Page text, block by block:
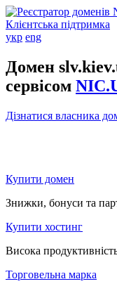
Клієнтська підтримка
укр eng
Домен
сервісом
Дізнатися власника
Купити домен
Знижки, бонуси та
Купити хостинг
Висока
Торговельна марка